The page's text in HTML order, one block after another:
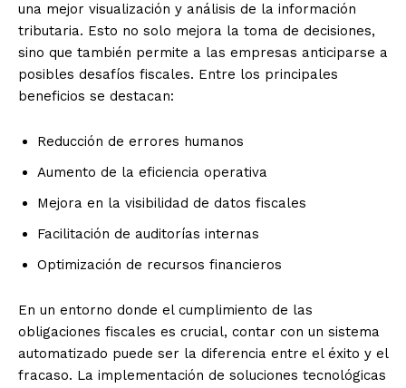
una mejor visualización y análisis de la información
tributaria. Esto no solo mejora la toma de decisiones,
sino que también permite a las empresas anticiparse a
posibles desafíos fiscales. Entre los principales
beneficios se destacan:
Reducción de errores humanos
Aumento de la eficiencia operativa
Mejora en la visibilidad de datos fiscales
Facilitación de auditorías internas
Optimización de recursos financieros
En un entorno donde el cumplimiento de las
obligaciones fiscales es crucial, contar con un sistema
automatizado puede ser la diferencia entre el éxito y el
fracaso. La implementación de soluciones tecnológicas